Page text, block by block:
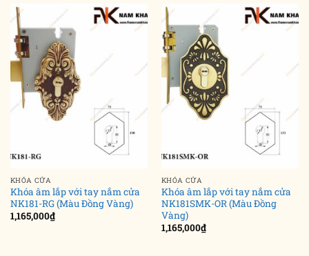
KHÓA CỬA
Khóa âm lắp với tay nắm cửa
NK181-RG (Màu Đồng Vàng)
1,165,000₫
KHÓA CỬA
Khóa âm lắp với tay nắm cửa
NK181SMK-OR (Màu Đồng
Vàng)
1,165,000₫